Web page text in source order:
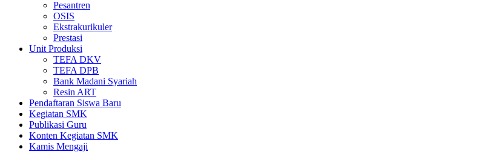
Pesantren
OSIS
Ekstrakurikuler
Prestasi
Unit Produksi
TEFA DKV
TEFA DPB
Bank Madani Syariah
Resin ART
Pendaftaran Siswa Baru
Kegiatan SMK
Publikasi Guru
Konten Kegiatan SMK
Kamis Mengaji